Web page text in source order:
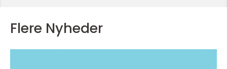
Flere Nyheder